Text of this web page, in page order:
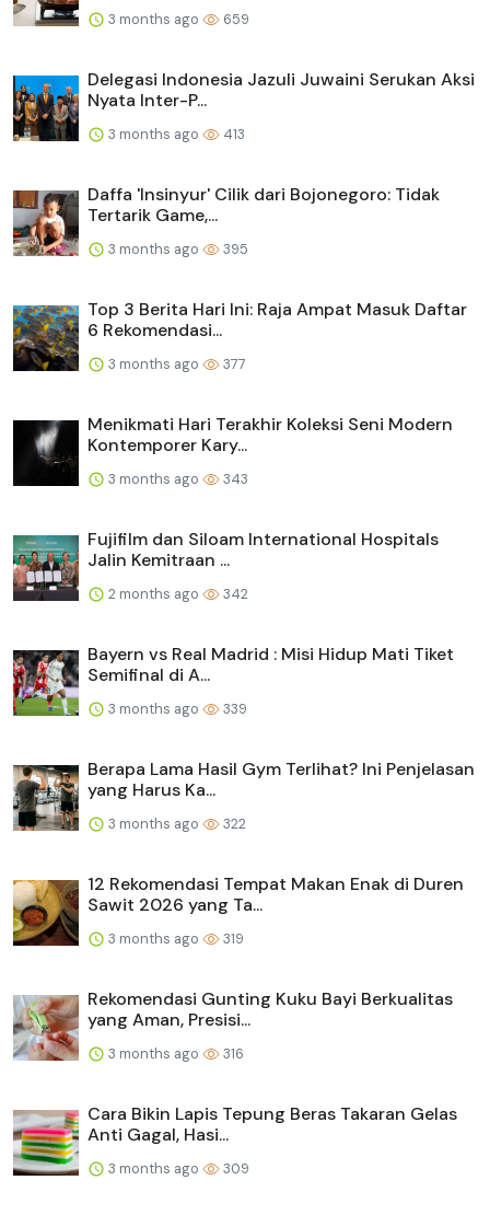
3 months ago 659
Delegasi Indonesia Jazuli Juwaini Serukan Aksi
Nyata Inter-P...
3 months ago 413
Daffa 'Insinyur' Cilik dari Bojonegoro: Tidak
Tertarik Game,...
3 months ago 395
Top 3 Berita Hari Ini: Raja Ampat Masuk Daftar
6 Rekomendasi...
3 months ago 377
Menikmati Hari Terakhir Koleksi Seni Modern
Kontemporer Kary...
3 months ago 343
Fujifilm dan Siloam International Hospitals
Jalin Kemitraan ...
2 months ago 342
Bayern vs Real Madrid : Misi Hidup Mati Tiket
Semifinal di A...
3 months ago 339
Berapa Lama Hasil Gym Terlihat? Ini Penjelasan
yang Harus Ka...
3 months ago 322
12 Rekomendasi Tempat Makan Enak di Duren
Sawit 2026 yang Ta...
3 months ago 319
Rekomendasi Gunting Kuku Bayi Berkualitas
yang Aman, Presisi...
3 months ago 316
Cara Bikin Lapis Tepung Beras Takaran Gelas
Anti Gagal, Hasi...
3 months ago 309